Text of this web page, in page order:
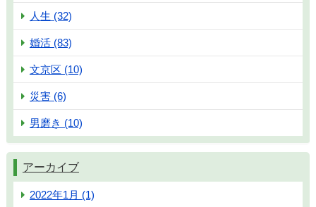
人生 (32)
婚活 (83)
文京区 (10)
災害 (6)
男磨き (10)
アーカイブ
2022年1月 (1)